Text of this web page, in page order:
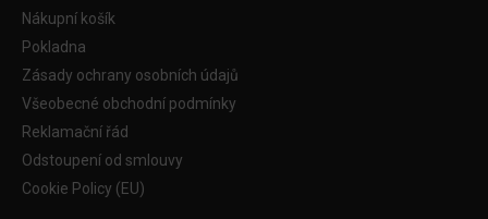
Nákupní košík
Pokladna
Zásady ochrany osobních údajů
Všeobecné obchodní podmínky
Reklamační řád
Odstoupení od smlouvy
Cookie Policy (EU)